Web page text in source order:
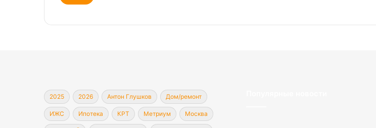
2025 2026 Антон Глушков Дом/ремонт
ИЖС Ипотека КРТ Метриум Москва